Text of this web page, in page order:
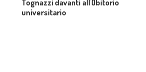
Tognazzi davanti all'Obitorio
universitario